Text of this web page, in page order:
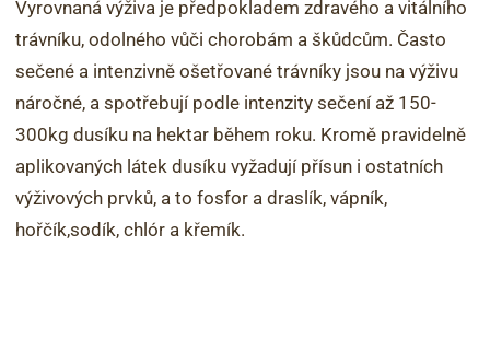
Vyrovnaná výživa je předpokladem zdravého a vitálního
trávníku, odolného vůči chorobám a škůdcům. Často
sečené a intenzivně ošetřované trávníky jsou na výživu
náročné, a spotřebují podle intenzity sečení až 150-
300kg dusíku na hektar během roku. Kromě pravidelně
aplikovaných látek dusíku vyžadují přísun i ostatních
výživových prvků, a to fosfor a draslík, vápník,
hořčík,sodík, chlór a křemík.